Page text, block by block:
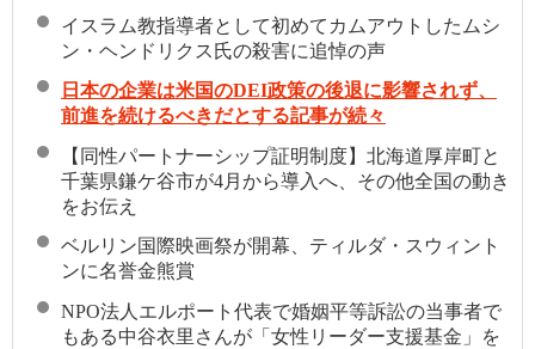
イスラム教指導者として初めてカムアウトしたムシ
ン・ヘンドリクス氏の殺害に追悼の声
日本の企業は米国のDEI政策の後退に影響されず、
前進を続けるべきだとする記事が続々
【同性パートナーシップ証明制度】北海道厚岸町と
千葉県鎌ケ谷市が4月から導入へ、その他全国の動き
をお伝え
ベルリン国際映画祭が開幕、ティルダ・スウィント
ンに名誉金熊賞
NPO法人エルポート代表で婚姻平等訴訟の当事者で
もある中谷衣里さんが「女性リーダー支援基金」を